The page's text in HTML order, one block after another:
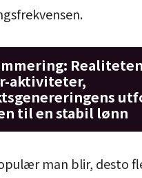
aktiviteter,
til en stabil lønn
man blir, desto